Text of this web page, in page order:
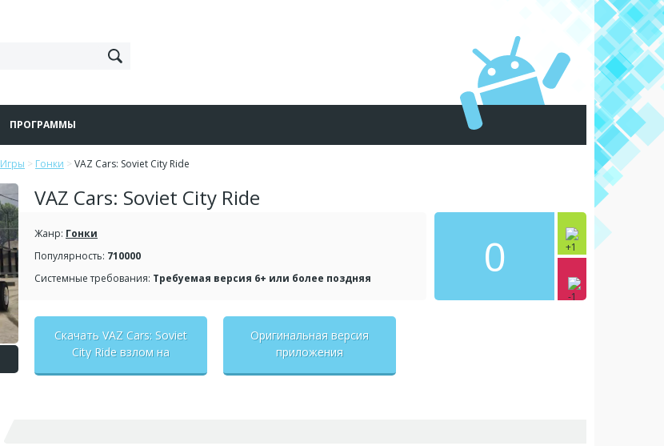
ПРОГРАММЫ
Игры > Гонки > VAZ Cars: Soviet City Ride
VAZ Cars: Soviet City Ride
0
Жанр: Гонки
Популярность: 710000
Системные требования: Требуемая версия 6+ или более поздняя
Скачать VAZ Cars: Soviet
City Ride взлом на
Оригинальная версия
приложения